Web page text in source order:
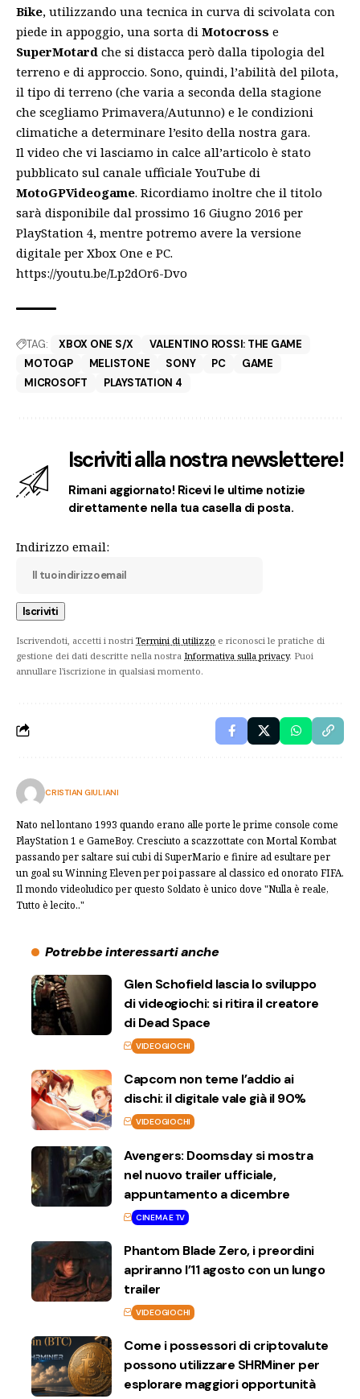
Bike, utilizzando una tecnica in curva di scivolata con
piede in appoggio, una sorta di Motocross e
SuperMotard che si distacca però dalla tipologia del
terreno e di approccio. Sono, quindi, l’abilità del pilota,
il tipo di terreno (che varia a seconda della stagione
che scegliamo Primavera/Autunno) e le condizioni
climatiche a determinare l’esito della nostra gara.
Il video che vi lasciamo in calce all’articolo è stato
pubblicato sul canale ufficiale YouTube di
MotoGPVideogame. Ricordiamo inoltre che il titolo
sarà disponibile dal prossimo 16 Giugno 2016 per
PlayStation 4, mentre potremo avere la versione
digitale per Xbox One e PC.
https://youtu.be/Lp2dOr6-Dvo
TAG: XBOX ONE S/X
VALENTINO ROSSI: THE GAME
MOTOGP
MELISTONE SONY PC
GAME
MICROSOFT
PLAYSTATION 4
Iscriviti alla nostra newslettere!
Rimani aggiornato! Ricevi le ultime notizie
direttamente nella tua casella di posta.
Indirizzo email:
Iscrivendoti, accetti i nostri Termini di utilizzo e riconosci le pratiche di
gestione dei dati descritte nella nostra Informativa sulla privacy. Puoi
annullare l'iscrizione in qualsiasi momento.
CRISTIAN GIULIANI
Nato nel lontano 1993 quando erano alle porte le prime console come
PlayStation 1 e GameBoy. Cresciuto a scazzottate con Mortal Kombat
passando per saltare sui cubi di SuperMario e finire ad esultare per
un goal su Winning Eleven per poi passare al classico ed onorato FIFA.
Il mondo videoludico per questo Soldato è unico dove "Nulla è reale,
Tutto è lecito.."
Potrebbe interessarti anche
Glen Schofield lascia lo sviluppo
di videogiochi: si ritira il creatore
di Dead Space
VIDEOGIOCHI
Capcom non teme l’addio ai
dischi: il digitale vale già il 90%
VIDEOGIOCHI
Avengers: Doomsday si mostra
nel nuovo trailer ufficiale,
appuntamento a dicembre
CINEMA E TV
Phantom Blade Zero, i preordini
apriranno l’11 agosto con un lungo
trailer
VIDEOGIOCHI
Come i possessori di criptovalute
possono utilizzare SHRMiner per
esplorare maggiori opportunità